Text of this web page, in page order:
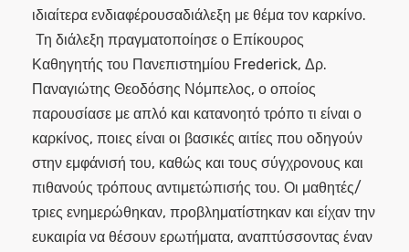
ιδιαίτερα ενδιαφέρουσαδιάλεξη με θέμα τον καρκίνο.
Τη διάλεξη πραγματοποίησε ο Επίκουρος
Καθηγητής του Πανεπιστημίου Frederick, Δρ.
Παναγιώτης Θεοδόσης Νόμπελος, ο οποίος
παρουσίασε με απλό και κατανοητό τρόπο τι είναι ο
καρκίνος, ποιες είναι οι βασικές αιτίες που οδηγούν
στην εμφάνισή του, καθώς και τους σύγχρονους και
πιθανούς τρόπους αντιμετώπισής του. Οι μαθητές/
τριες ενημερώθηκαν, προβληματίστηκαν και είχαν την
ευκαιρία να θέσουν ερωτήματα, αναπτύσσοντας έναν